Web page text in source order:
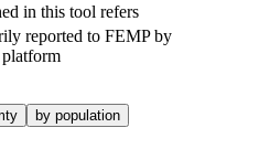
in this tool refers
reported to FEMP by
by population